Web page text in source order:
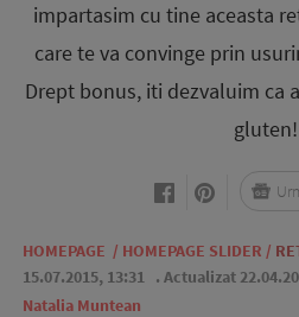
impartasim cu tine aceasta
care te va convinge prin
Drept bonus, iti dezvaluim ca
gluten!
HOMEPAGE / HOMEPAGE SLIDER /
15.07.2015, 13:31 . Actualizat
Natalia Muntean